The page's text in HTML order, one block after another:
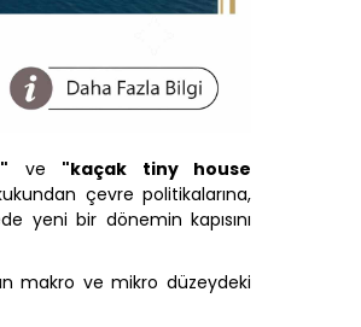
ve "kaçak tiny house
çevre politikalarına,
yeni bir dönemin kapısını
makro ve mikro düzeydeki